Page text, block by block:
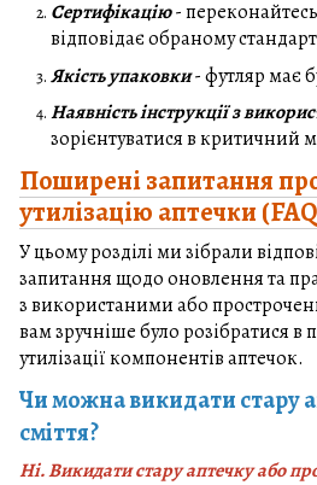
Сертифікацію-
відповідає обраному
Якість упаковки- футляр має
Наявність інструкції з
зорієнтуватися в критичний
Поширені запитання
утилізацію аптечки
У цьому розділі ми зібрали
запитання щодо оновлення та
з використаними або
вам зручніше було розібратися
утилізації компонентів аптечок.
Чи можна викидати стару
сміття?
Ні. Викидати стару аптечку або